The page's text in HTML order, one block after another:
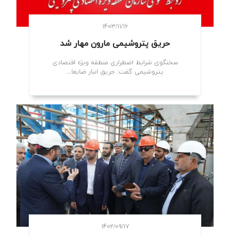
۱۴۰۳/۱۱/۱۶
حریق پتروشیمی مارون مهار شد
سخنگوی شرایط اضطراری منطقه ویژه اقتصادی
پتروشیمی گفت: حریق انبار ضایعا...
۱۴۰۲/۰۹/۱۷